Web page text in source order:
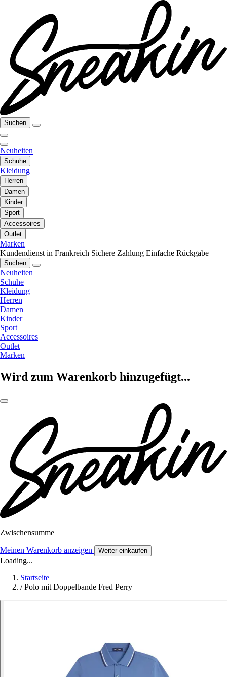
Suchen
Neuheiten
Schuhe
Kleidung
Herren
Damen
Kinder
Sport
Accessoires
Outlet
Marken
Kundendienst in Frankreich Sichere Zahlung Einfache Rückgabe
Suchen
Neuheiten
Schuhe
Kleidung
Herren
Damen
Kinder
Sport
Accessoires
Outlet
Marken
Wird zum Warenkorb hinzugefügt...
Zwischensumme
Meinen Warenkorb anzeigen Weiter einkaufen
Loading...
Startseite
/ Polo mit Doppelbande Fred Perry